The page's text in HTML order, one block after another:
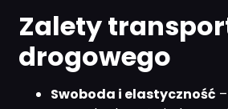
Zalety
drogowego
Swoboda i elastyczność